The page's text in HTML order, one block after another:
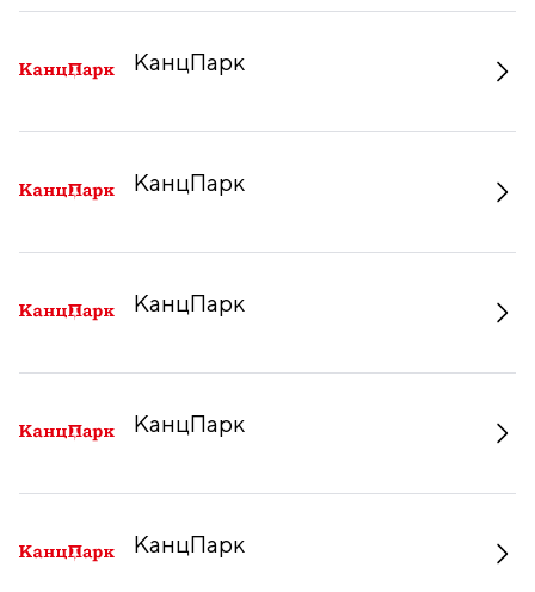
КанцПарк
КанцПарк
КанцПарк
КанцПарк
КанцПарк